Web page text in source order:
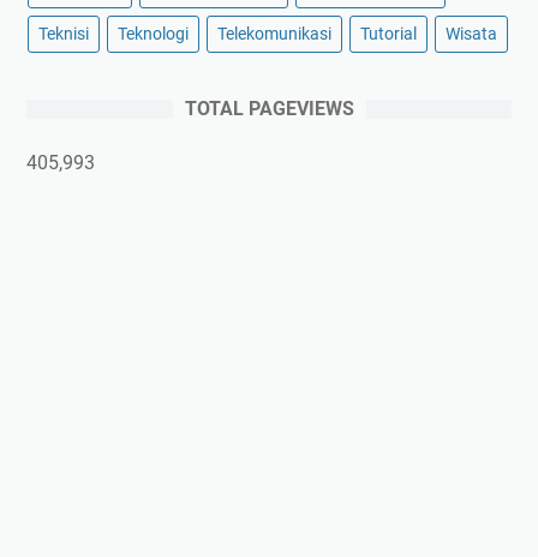
Teknisi Teknologi Telekomunikasi Tutorial Wisata
TOTAL PAGEVIEWS
405,993